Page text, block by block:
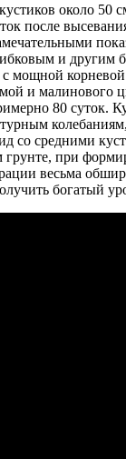
около 50
после
и другим
с мощной
и малинового
80 суток.
со средними
при
весьма
богатый